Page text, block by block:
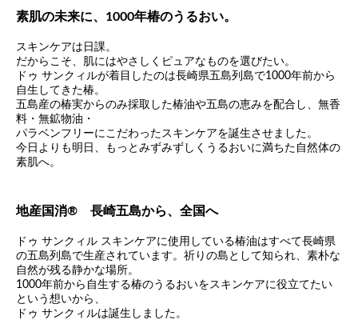
素肌の未来に、1000年椿のうるおい。
スキンケアは日課。
だからこそ、肌にはやさしくピュアなものを選びたい。
ドゥ サンクィルが着目したのは長崎県五島列島で1000年前から
自生してきた椿。
五島産の椿実からのみ採取した椿油や五島の恵みを配合し、無香
料・無鉱物油・
パラベンフリーにこだわったスキンケアを誕生させました。
今日よりも明日、もっとみずみずしくうるおいに満ちた自然体の
素肌へ。
地産国消® 長崎五島から、全国へ
ドゥ サンクィル スキンケアに使用している椿油はすべて長崎県
の五島列島で生産されています。祈りの島として知られ、素朴な
自然が残る静かな場所。
1000年前から自生する椿のうるおいをスキンケアに役立てたい
という想いから、
ドゥ サンクィルは誕生しました。